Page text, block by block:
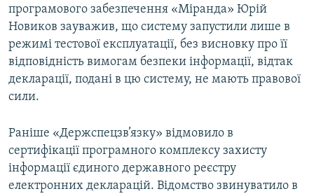
програмового забезпечення «Міранда» Юрій
Новиков зауважив, що систему запустили лише в
режимі тестової експлуатації, без висновку про її
відповідність вимогам безпеки інформації, відтак
декларації, подані в цю систему, не мають правової
сили.
Раніше «Держспецзв’язку» відмовило в
сертифікації програмного комплексу захисту
інформації єдиного державного реєстру
електронних декларацій. Відомство звинуватило в